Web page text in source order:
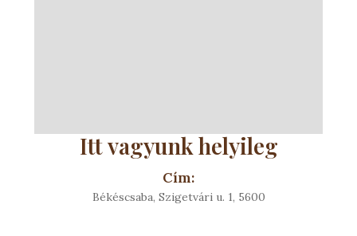
Itt vagyunk helyileg
Cím:
Békéscsaba, Szigetvári u. 1, 5600